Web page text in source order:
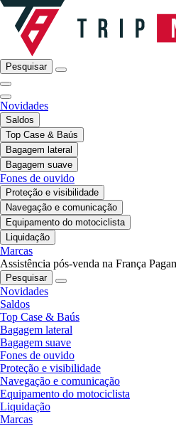
Pesquisar
Novidades
Saldos
Top Case & Baús
Bagagem lateral
Bagagem suave
Fones de ouvido
Proteção e visibilidade
Navegação e comunicação
Equipamento do motociclista
Liquidação
Marcas
Assistência pós-venda na França
Pesquisar
Novidades
Saldos
Top Case & Baús
Bagagem lateral
Bagagem suave
Fones de ouvido
Proteção e visibilidade
Navegação e comunicação
Equipamento do motociclista
Liquidação
Marcas